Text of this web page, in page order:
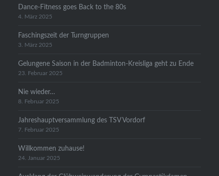
Dance-Fitness goes Back to the 80s
4. März 2025
Faschingszeit der Turngruppen
3. März 2025
Gelungene Saison in der Badminton-Kreisliga geht zu Ende
23. Februar 2025
Nie wieder…
8. Februar 2025
Jahreshauptversammlung des TSV Vordorf
7. Februar 2025
Willkommen zuhause!
24. Januar 2025